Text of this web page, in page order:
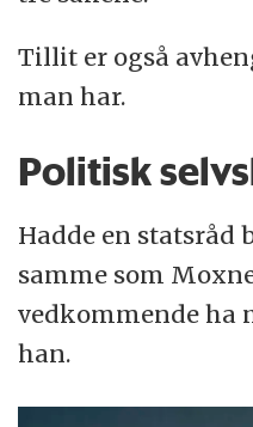
Tillit er også
man har.
Politisk
Hadde en
samme som
vedkommende ha
han.